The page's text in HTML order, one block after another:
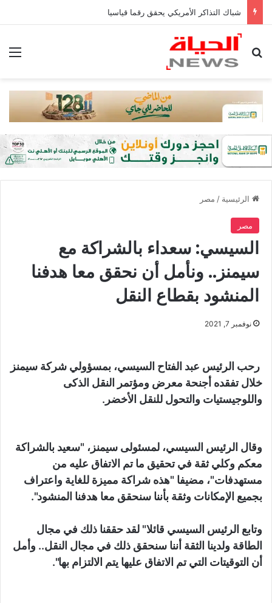
شباك التذاكر الأمريكي يحقق رقما قياسيا
بحث عن
الرئيسية / مصر
مصر
السيسي: سعداء بالشراكة مع
سيمنز.. ونأمل أن نحقق معا هدفنا
المنشود بقطاع النقل
نوفمبر 7, 2021
رحب الرئيس عبد الفتاح السيسي، بمسؤولي شركة سيمنز
خلال تفقده أجنحة معرض ومؤتمر النقل الذكى
واللوجيستيات والتحول للنقل الأخضر.
وقال الرئيس السيسي، لمسئولى سيمنز، "سعيد بالشراكة
معكم وكلي ثقة في تحقيق ما تم الاتفاق عليه من
مستهدفات"، مضيفا "هذه شراكة مميزة للغاية واعتراف
بجميع الإمكانات وثقة بأننا سنحقق معا هدفنا المنشود".
وتابع الرئيس السيسي قائلا" لقد حققنا ذلك في مجال
الطاقة ولدينا الثقة أننا سنحقق ذلك في مجال النقل.. وأمل
أن التوقيتات التي تم الاتفاق عليها يتم الالتزام بها".